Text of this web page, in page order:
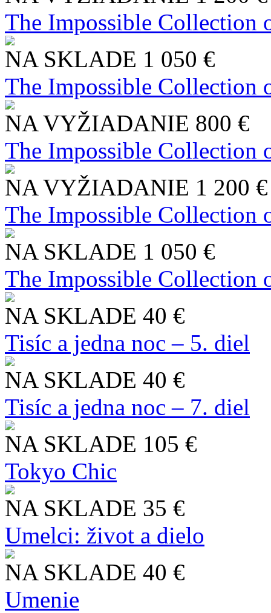
The Impossible Collection
NA SKLADE 1 050 €
The Impossible Collection
NA VYŽIADANIE 800 €
The Impossible Collection
NA VYŽIADANIE 1 200 €
The Impossible Collection
NA SKLADE 1 050 €
The Impossible Collection
NA SKLADE 40 €
Tisíc a jedna noc – 5. diel
NA SKLADE 40 €
Tisíc a jedna noc – 7. diel
NA SKLADE 105 €
Tokyo Chic
NA SKLADE 35 €
Umelci: život a dielo
NA SKLADE 40 €
Umenie